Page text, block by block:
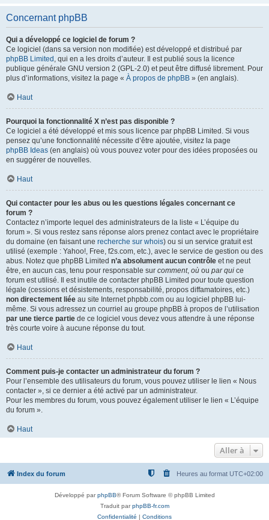
Concernant phpBB
Qui a développé ce logiciel de forum ?
Ce logiciel (dans sa version non modifiée) est développé et distribué par
phpBB Limited , qui en a les droits d’auteur. Il est publié sous la licence
publique générale GNU version 2 (GPL-2.0) et peut être diffusé librement. Pour
plus d’informations, visitez la page « À propos de phpBB » (en anglais).
Haut
Pourquoi la fonctionnalité X n’est pas disponible ?
Ce logiciel a été développé et mis sous licence par phpBB Limited. Si vous
pensez qu’une fonctionnalité nécessite d’être ajoutée, visitez la page
phpBB Ideas (en anglais) où vous pouvez voter pour des idées proposées ou
en suggérer de nouvelles.
Haut
Qui contacter pour les abus ou les questions légales concernant ce
forum ?
Contactez n’importe lequel des administrateurs de la liste « L’équipe du
forum ». Si vous restez sans réponse alors prenez contact avec le propriétaire
du domaine (en faisant une recherche sur whois) ou si un service gratuit est
utilisé (exemple : Yahoo!, Free, f2s.com, etc.), avec le service de gestion ou des
abus. Notez que phpBB Limited n’a absolument aucun contrôle et ne peut
être, en aucun cas, tenu pour responsable sur comment, où ou par qui ce
forum est utilisé. Il est inutile de contacter phpBB Limited pour toute question
légale (cessions et désistements, responsabilité, propos diffamatoires, etc.)
non directement liée au site Internet phpbb.com ou au logiciel phpBB lui-
même. Si vous adressez un courriel au groupe phpBB à propos de l’utilisation
par une tierce partie de ce logiciel vous devez vous attendre à une réponse
très courte voire à aucune réponse du tout.
Haut
Comment puis-je contacter un administrateur du forum ?
Pour l’ensemble des utilisateurs du forum, vous pouvez utiliser le lien « Nous
contacter », si ce dernier a été activé par un administrateur.
Pour les membres du forum, vous pouvez également utiliser le lien « L’équipe
du forum ».
Haut
Aller à
Index du forum Heures au format UTC+02:00
Développé parphpBB® Forum Software © phpBB Limited
Traduit parphpBB-fr.com
Confidentialité | Conditions